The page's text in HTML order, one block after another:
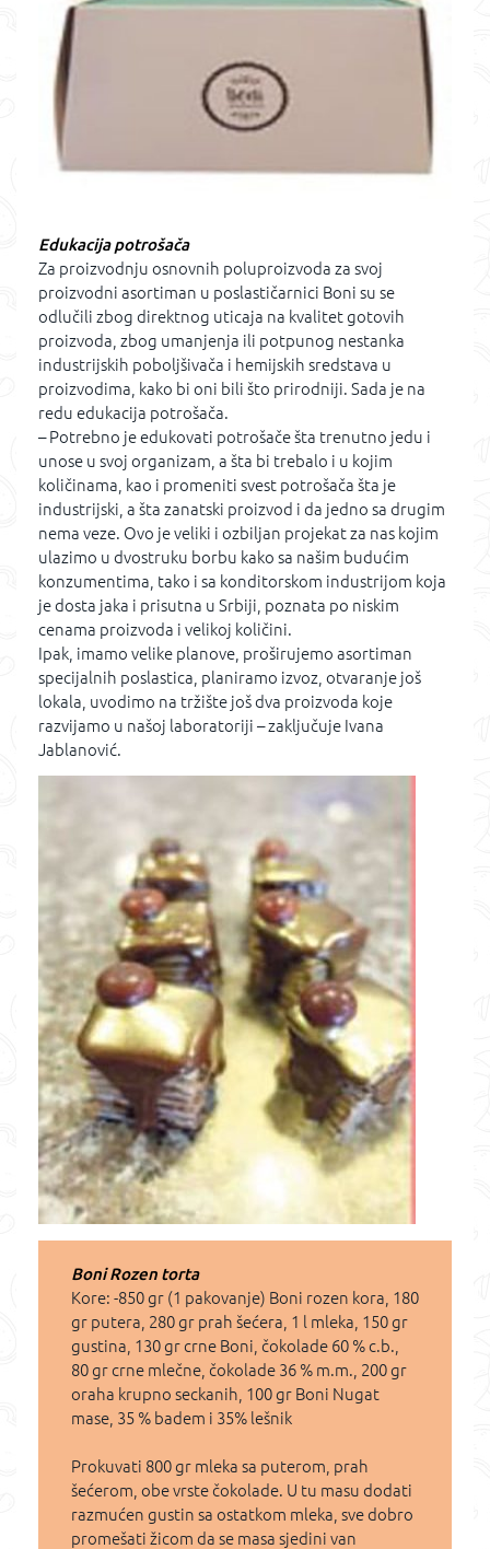
Edukacija potrošača
Za proizvodnju osnovnih poluproizvoda za svoj
proizvodni asortiman u poslastičarnici Boni su se
odlučili zbog direktnog uticaja na kvalitet gotovih
proizvoda, zbog umanjenja ili potpunog nestanka
industrijskih poboljšivača i hemijskih sredstava u
proizvodima, kako bi oni bili što prirodniji. Sada je na
redu edukacija potrošača.
– Potrebno je edukovati potrošače šta trenutno jedu i
unose u svoj organizam, a šta bi trebalo i u kojim
količinama, kao i promeniti svest potrošača šta je
industrijski, a šta zanatski proizvod i da jedno sa drugim
nema veze. Ovo je veliki i ozbiljan projekat za nas kojim
ulazimo u dvostruku borbu kako sa našim budućim
konzumentima, tako i sa konditorskom industrijom koja
je dosta jaka i prisutna u Srbiji, poznata po niskim
cenama proizvoda i velikoj količini.
Ipak, imamo velike planove, proširujemo asortiman
specijalnih poslastica, planiramo izvoz, otvaranje još
lokala, uvodimo na tržište još dva proizvoda koje
razvijamo u našoj laboratoriji – zaključuje Ivana
Jablanović.
Boni Rozen torta
Kore: -850 gr (1 pakovanje) Boni rozen kora, 180
gr putera, 280 gr prah šećera, 1 l mleka, 150 gr
gustina, 130 gr crne Boni, čokolade 60 % c.b.,
80 gr crne mlečne, čokolade 36 % m.m., 200 gr
oraha krupno seckanih, 100 gr Boni Nugat
mase, 35 % badem i 35% lešnik
Prokuvati 800 gr mleka sa puterom, prah
šećerom, obe vrste čokolade. U tu masu dodati
razmućen gustin sa ostatkom mleka, sve dobro
promešati žicom da se masa sjedini van